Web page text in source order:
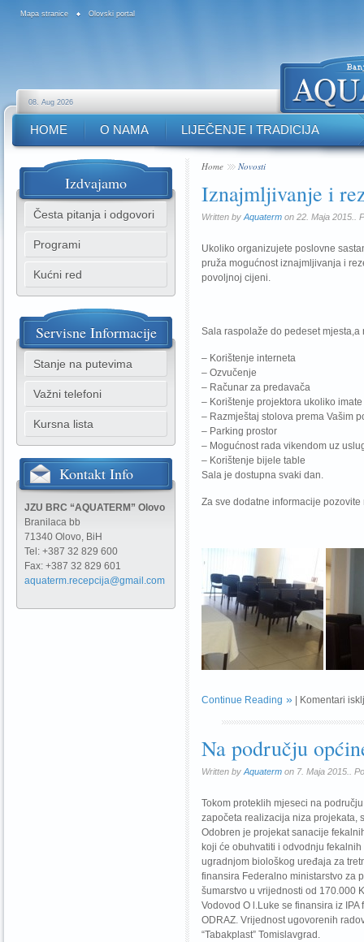
Mapa stranice Olovski portal
08. Aug 2026
HOME O NAMA LIJEČENJE I TRADICIJA
Home Novosti
Iznajmljivanje i
Written by Aquaterm on 22. Maja 2015..
Ukoliko organizujete poslovne
pruža mogućnost iznajmljivanja i
povoljnoj cijeni.
Sala raspolaže do pedeset mjesta,a
– Korištenje interneta
– Ozvučenje
– Računar za predavača
– Korištenje projektora ukoliko
– Razmještaj stolova prema Vašim
– Parking prostor
– Mogućnost rada vikendom uz
– Korištenje bijele table
Sala je dostupna svaki dan.
Za sve dodatne informacije
Continue Reading Komentari
Na području
Written by Aquaterm on 7. Maja 2015..
Tokom proteklih mjeseci na
započeta realizacija niza projekata,
Odobren je projekat sanacije
koji će obuhvatiti i odvodnju
ugradnjom biološkog uređaja za
finansira Federalno ministarstvo za
šumarstvo u vrijednosti od 170.000
Vodovod O l.Luke se finansira iz
ODRAZ. Vrijednost ugovorenih
“Tabakplast” Tomislavgrad.
Izdvajamo
Česta pitanja i odgovori
Programi
Kućni red
ServisneInformacije
Stanje na putevima
Važni telefoni
Kursna lista
KontaktInfo
JZU BRC “AQUATERM” Olovo
Branilaca bb
71340 Olovo, BiH
Tel: +387 32 829 600
Fax: +387 32 829 601
aquaterm.recepcija@gmail.com